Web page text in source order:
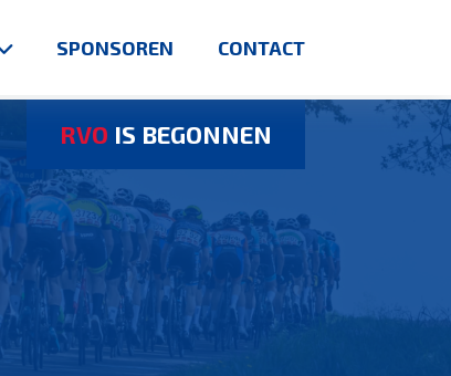
SPONSOREN CONTACT
RVO IS BEGONNEN